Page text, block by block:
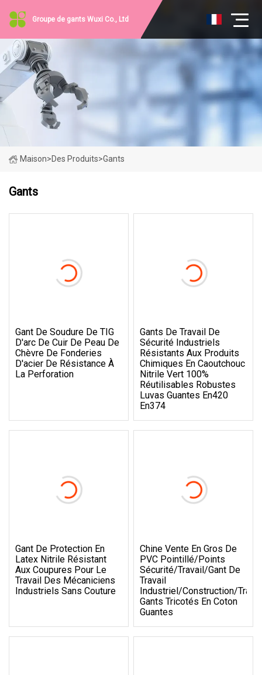
Groupe de gants Wuxi Co., Ltd
Maison>Des Produits>Gants
Gants
Gant De Soudure De TIG
D'arc De Cuir De Peau De
Chèvre De Fonderies
D'acier De Résistance À
La Perforation
Gants De Travail De
Sécurité Industriels
Résistants Aux Produits
Chimiques En Caoutchouc
Nitrile Vert 100%
Réutilisables Robustes
Luvas Guantes En420
En374
Gant De Protection En
Latex Nitrile Résistant
Aux Coupures Pour Le
Travail Des Mécaniciens
Industriels Sans Couture
Chine Vente En Gros De
PVC Pointillé/points
Sécurité/travail/gant De
Travail
Industriel/construction/
Gants Tricotés En Coton
Guantes